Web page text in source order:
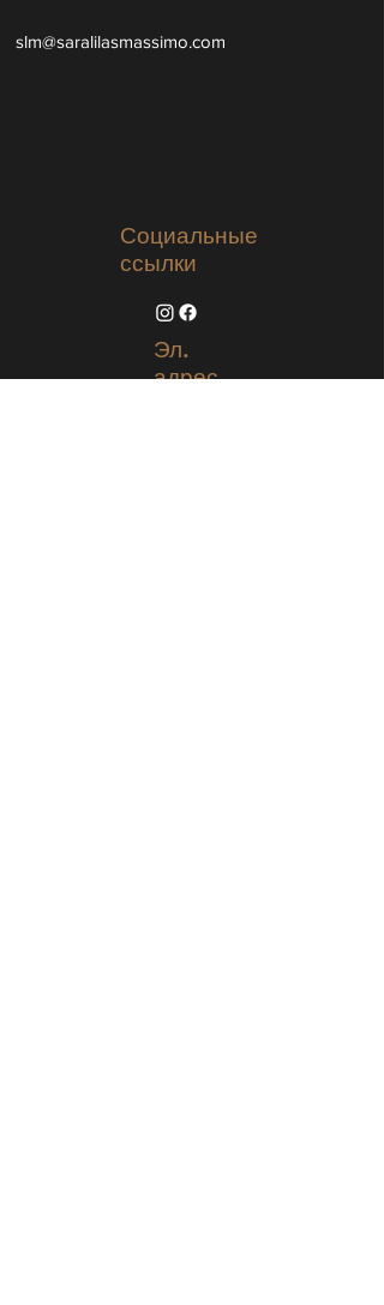
slm@saralilasmassimo.com
Социальные
ссылки
Эл.
адрес